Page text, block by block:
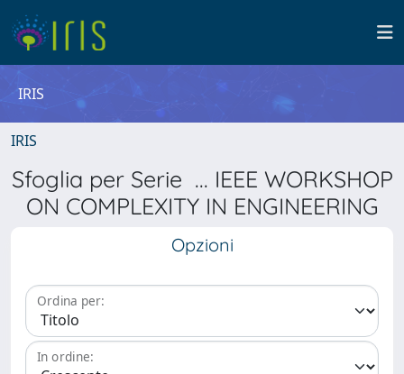
IRIS
IRIS
Sfoglia per Serie ... IEEE WORKSHOP
ON COMPLEXITY IN ENGINEERING
Opzioni
Ordina per:
In ordine: